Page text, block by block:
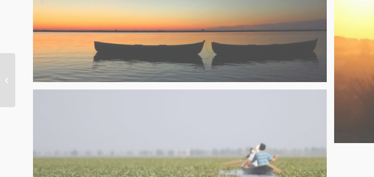
Cum a luat naștere
Asociația Eco Delta
Dunării